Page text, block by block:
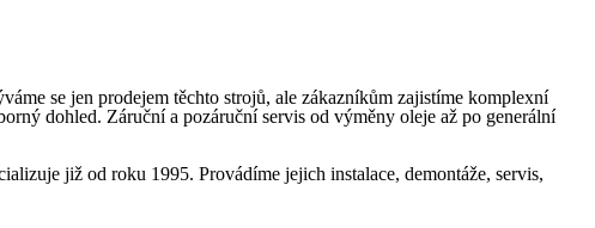
se jen prodejem těchto strojů, ale zákazníkům zajistíme komplexní
dohled. Záruční a pozáruční servis od výměny oleje až po generální
již od roku 1995. Provádíme jejich instalace, demontáže, servis,